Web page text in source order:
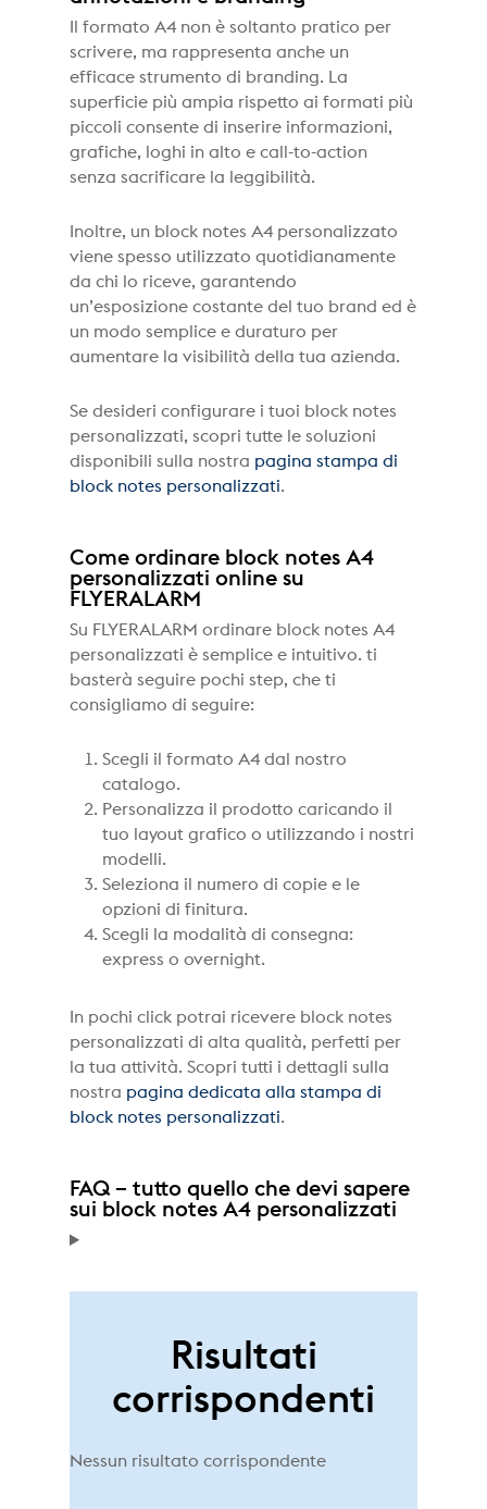
Il formato A4 non è soltanto pratico per
scrivere, ma rappresenta anche un
efficace strumento di branding. La
superficie più ampia rispetto ai formati più
piccoli consente di inserire informazioni,
grafiche, loghi in alto e call-to-action
senza sacrificare la leggibilità.
Inoltre, un block notes A4 personalizzato
viene spesso utilizzato quotidianamente
da chi lo riceve, garantendo
un’esposizione costante del tuo brand ed è
un modo semplice e duraturo per
aumentare la visibilità della tua azienda.
Se desideri configurare i tuoi block notes
personalizzati, scopri tutte le soluzioni
disponibili sulla nostra pagina stampa di
block notes personalizzati.
Come ordinare block notes A4
personalizzati online su
FLYERALARM
Su FLYERALARM ordinare block notes A4
personalizzati è semplice e intuitivo. ti
basterà seguire pochi step, che ti
consigliamo di seguire:
Scegli il formato A4 dal nostro
catalogo.
Personalizza il prodotto caricando il
tuo layout grafico o utilizzando i nostri
modelli.
Seleziona il numero di copie e le
opzioni di finitura.
Scegli la modalità di consegna:
express o overnight.
In pochi click potrai ricevere block notes
personalizzati di alta qualità, perfetti per
la tua attività. Scopri tutti i dettagli sulla
nostra pagina dedicata alla stampa di
block notes personalizzati.
FAQ – tutto quello che devi sapere
sui block notes A4 personalizzati
Risultati
corrispondenti
Nessun risultato corrispondente